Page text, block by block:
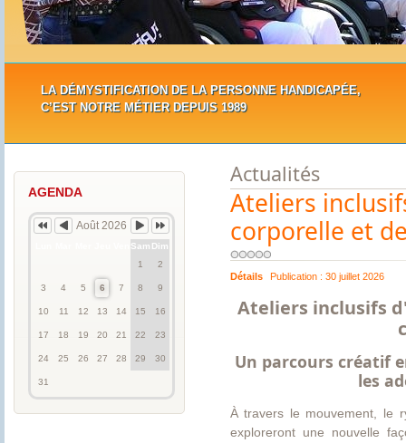
LA DÉMYSTIFICATION DE LA PERSONNE HANDICAPÉE,
C’EST NOTRE MÉTIER DEPUIS 1989
Actualités
Ateliers
corporelle et
Détails Publication : 30 juillet 2026
Ateliers inclusifs
Un parcours créatif
les
À travers le mouvement, le
exploreront une nouvelle
AGENDA
AnnéeMois
Année
Mois
Août 2026
Sam Dim
1
2
3 4 5 6 7 8 9
10 11 12 13 14 15 16
17 18 19 20 21 22 23
24 25 26 27 28 29 30
31